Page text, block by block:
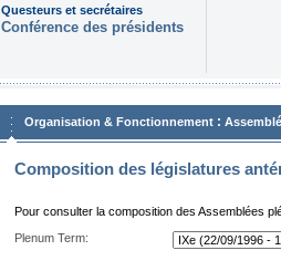
Questeurs et secrétaires
Conférence des présidents
Organisation & Fonctionnement :
Composition des législatures
Pour consulter la composition des Assemblées
Plenum Term: